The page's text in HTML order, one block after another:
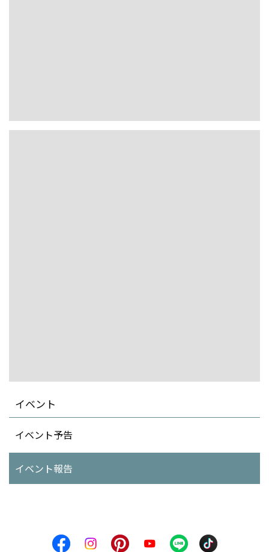
イベント
イベント予告
イベント報告